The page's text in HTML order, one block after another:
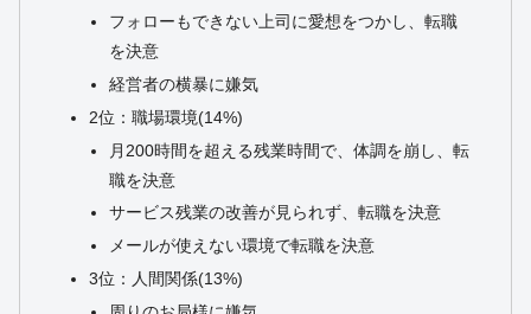
フォローもできない上司に愛想をつかし、転職
を決意
経営者の横暴に嫌気
2位：職場環境(14%)
月200時間を超える残業時間で、体調を崩し、転
職を決意
サービス残業の改善が見られず、転職を決意
メールが使えない環境で転職を決意
3位：人間関係(13%)